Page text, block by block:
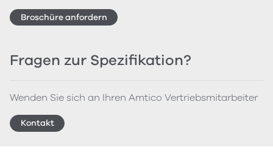
Broschüre anfordern
Fragen zur Spezifikation?
Wenden Sie sich an Ihren Amtico Vertriebsmitarbeiter
Kontakt